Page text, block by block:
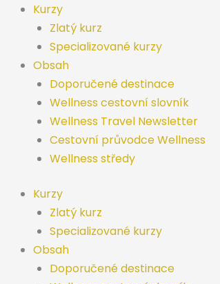
PřeskočitKurzy
Zlatý kurz
Specializované kurzy
Obsah
Doporučené destinace
Wellness cestovní slovník
Wellness Travel Newsletter
Cestovní průvodce Wellness
Wellness středy
Kurzy
Zlatý kurz
Specializované kurzy
Obsah
Doporučené destinace